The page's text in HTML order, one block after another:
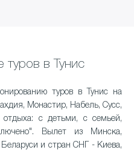
туров в Тунис
туров в Тунис на
Монастир, Набель, Сусс,
с детьми, с семьей,
Вылет из Минска,
и стран СНГ - Киева,